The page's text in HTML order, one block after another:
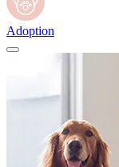
Adoption